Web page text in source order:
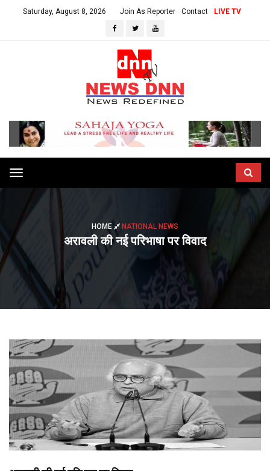
Saturday, August 8, 2026 Join As Reporter Contact LIVE TV
Toggle
navigation
HOME NATIONAL NEWS
अरावली की नई परिभाषा पर विवाद